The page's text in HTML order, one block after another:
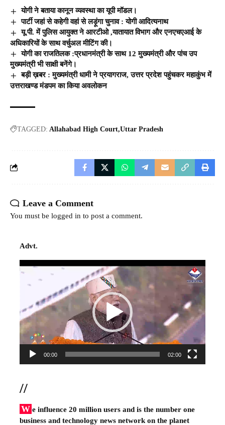
योगी ने बताया कानून व्यवस्था का यूपी मॉडल।
पार्टी जहां से कहेगी वहां से लड़ूंगा चुनाव : योगी आदित्यनाथ
यू.पी. में पुलिस आयुक्त ने आरटीओ ,यातायात विभाग और एनएचएआई के
अधिकारियों के साथ वर्चुअल मीटिंग की।
योगी का राजतिलक :प्रधानमंत्री के साथ 12 मुख्यमंत्री और पांच उप
मुख्यमंत्री भी साक्षी बनेंगे।
बड़ी ख़बर : मुख्यमंत्री धामी ने प्रयागराज, उत्तर प्रदेश पहुंचकर महाकुंभ में
उत्तराखण्ड मंडपम का किया अवलोकन
TAGGED: Allahabad High Court Uttar Pradesh
Leave a Comment
You must be logged in to post a comment.
Advt.
Video
00:00 02:00
//
W e influence 20 million users and is the number one
business and technology news network on the planet